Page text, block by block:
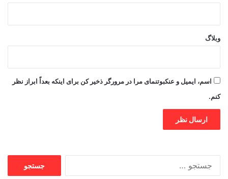
وبلاگ
اسم، ایمیل و عنکبوتنمای مرا در مرورگر ذخیر کن برای اینکه بعداً ابراز نظر
کنم.